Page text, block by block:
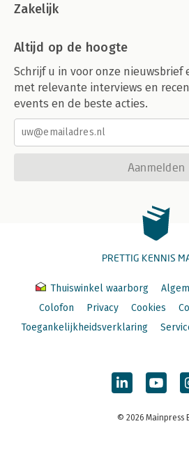
Zakelijk
Altijd op de hoogte
Schrijf u in voor onze
met relevante interviews en
events en de beste acties.
Aanmelden
PRETTIG KENNIS
Thuiswinkel waarborg
Colofon
Privacy Cookies
Toegankelijkheidsverklaring
© 2026 Mainpress